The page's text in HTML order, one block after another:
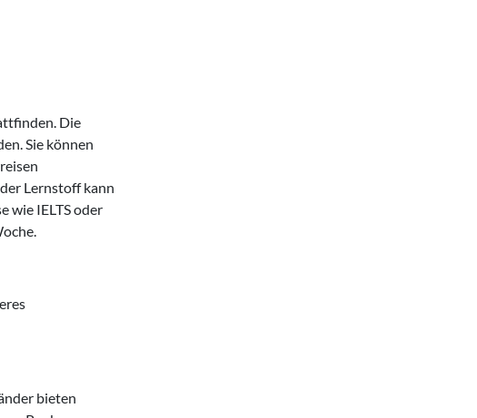
Die
Sie können
Lernstoff kann
wie IELTS oder
bieten